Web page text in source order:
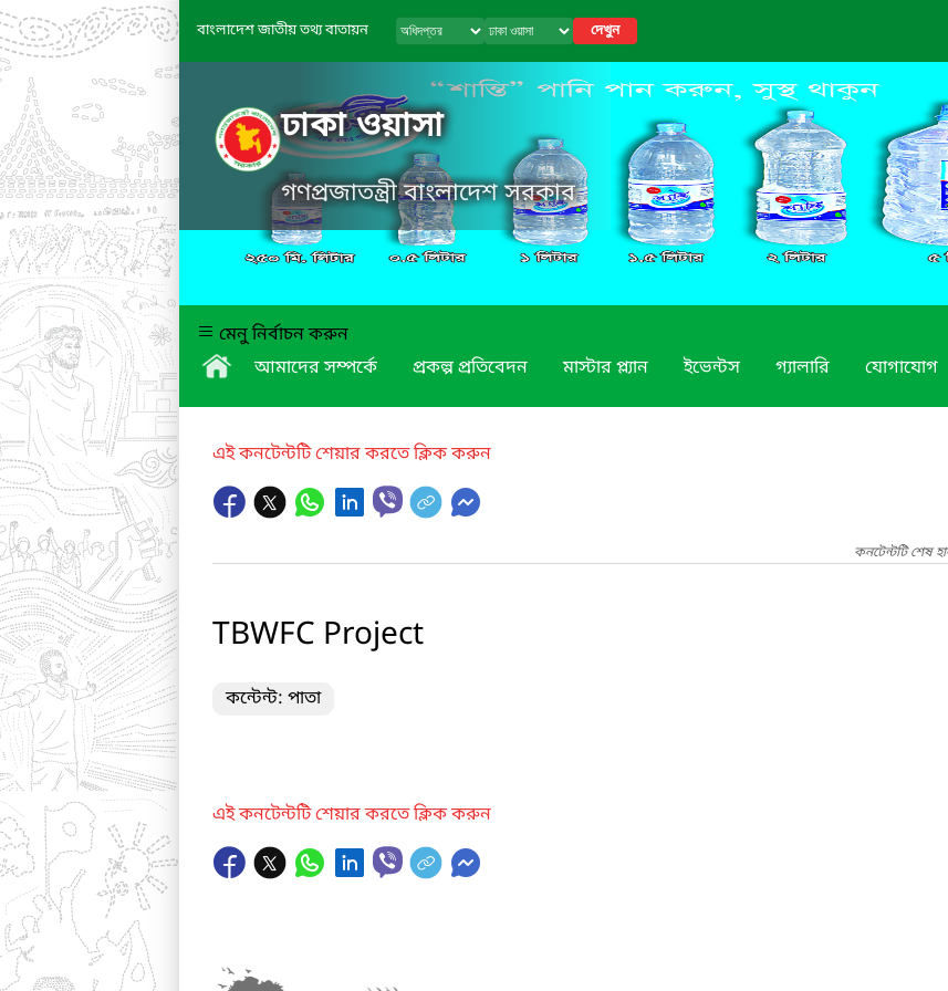
বাংলাদেশ জাতীয় তথ্য বাতায়ন দেখুন
ঢাকা ওয়াসা
গণপ্রজাতন্ত্রী বাংলাদেশ সরকার
মেনু নির্বাচন করুন
আমাদের সম্পর্কে
প্রকল্প প্রতিবেদন মাস্টার প্ল্যান ইভেন্টস গ্যালারি যোগাযোগ
এই কনটেন্টটি শেয়ার করতে ক্লিক করুন
কনটেন্টটি শেষ
TBWFC Project
কন্টেন্ট: পাতা
এই কনটেন্টটি শেয়ার করতে ক্লিক করুন